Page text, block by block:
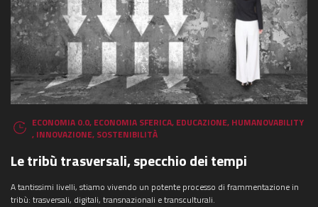
ECONOMIA 0.0, ECONOMIA SFERICA, EDUCAZIONE, HUMANOVABILITY
, INNOVAZIONE, SOSTENIBILITÀ
Le tribù trasversali, specchio dei tempi
A tantissimi livelli, stiamo vivendo un potente processo di frammentazione in
tribù: trasversali, digitali, transnazionali e transculturali.